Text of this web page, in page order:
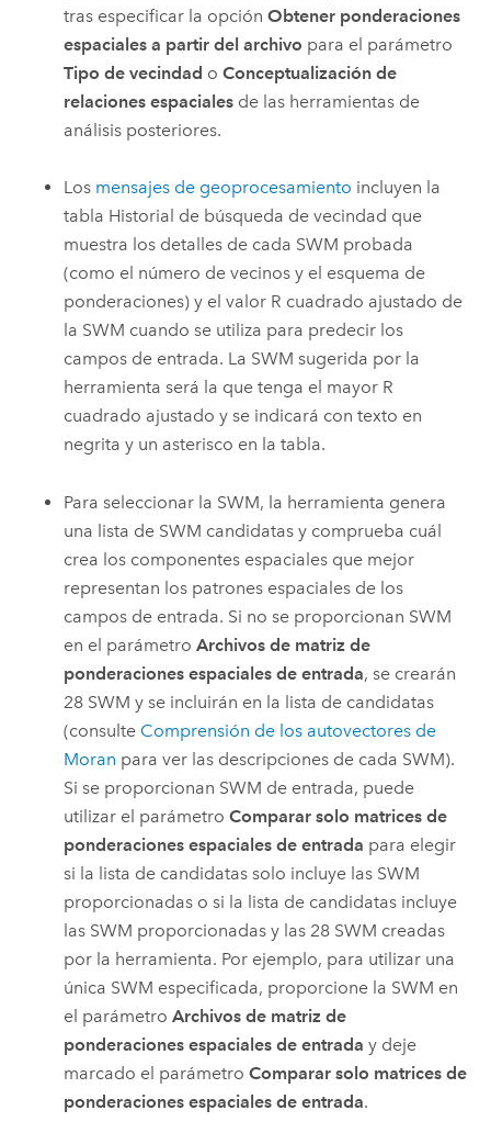
tras especificar la opciónObtener ponderaciones
espaciales a partir del archivo para el parámetro
Tipo de vecindad oConceptualización de
relaciones espaciales de las herramientas de
análisis posteriores.
Los mensajes de geoprocesamiento incluyen la
tabla Historial de búsqueda de vecindad que
muestra los detalles de cada SWM probada
(como el número de vecinos y el esquema de
ponderaciones) y el valor R cuadrado ajustado de
la SWM cuando se utiliza para predecir los
campos de entrada. La SWM sugerida por la
herramienta será la que tenga el mayor R
cuadrado ajustado y se indicará con texto en
negrita y un asterisco en la tabla.
Para seleccionar la SWM, la herramienta genera
una lista de SWM candidatas y comprueba cuál
crea los componentes espaciales que mejor
representan los patrones espaciales de los
campos de entrada. Si no se proporcionan SWM
en el parámetroArchivos de matriz de
ponderaciones espaciales de entrada, se crearán
28 SWM y se incluirán en la lista de candidatas
(consulte Comprensión de los autovectores de
Moran para ver las descripciones de cada SWM).
Si se proporcionan SWM de entrada, puede
utilizar el parámetroComparar solo matrices de
ponderaciones espaciales de entrada para elegir
si la lista de candidatas solo incluye las SWM
proporcionadas o si la lista de candidatas incluye
las SWM proporcionadas y las 28 SWM creadas
por la herramienta. Por ejemplo, para utilizar una
única SWM especificada, proporcione la SWM en
el parámetroArchivos de matriz de
ponderaciones espaciales de entrada y deje
marcado el parámetroComparar solo matrices de
ponderaciones espaciales de entrada.